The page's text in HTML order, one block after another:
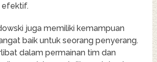
efektif.
juga memiliki kemampuan
baik untuk seorang penyerang.
dalam permainan tim dan